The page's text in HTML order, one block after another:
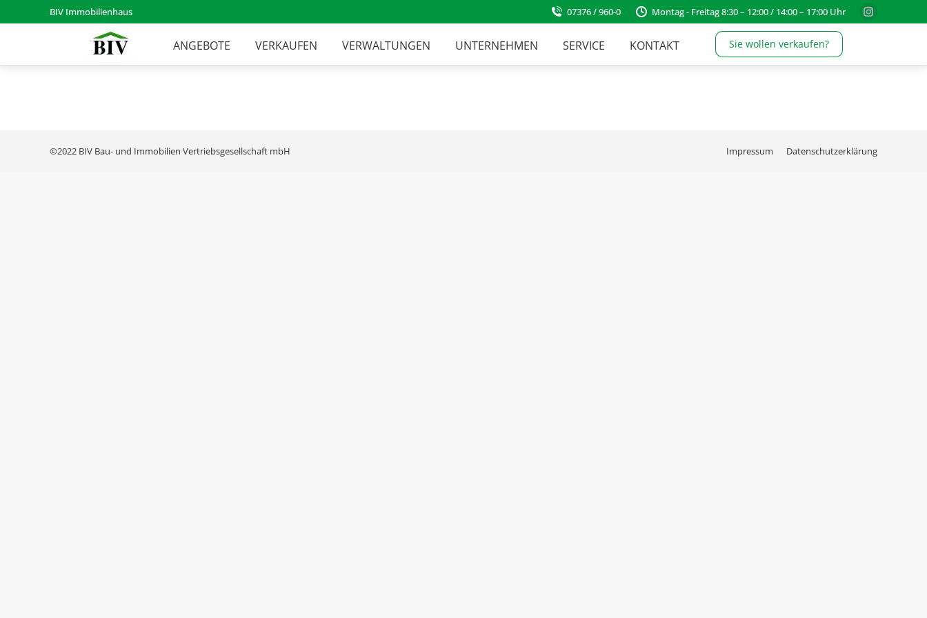
BIV Immobilienhaus 07376 / 960-0 Montag - Freitag 8:30 – 12:00 / 14:00 – 17:00 Uhr
Instagram
ANGEBOTE VERKAUFEN VERWALTUNGEN UNTERNEHMEN SERVICE KONTAKT Sie wollen verkaufen?
©2022 BIV Bau- und Immobilien Vertriebsgesellschaft mbH Impressum Datenschutzerklärung